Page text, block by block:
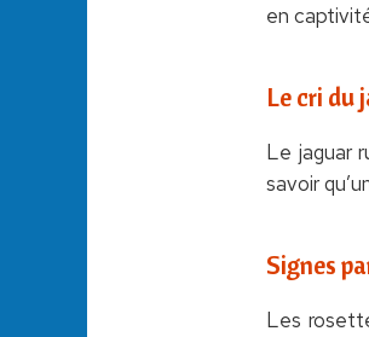
en
Le cri du
Le jaguar
savoir
Signes
Les